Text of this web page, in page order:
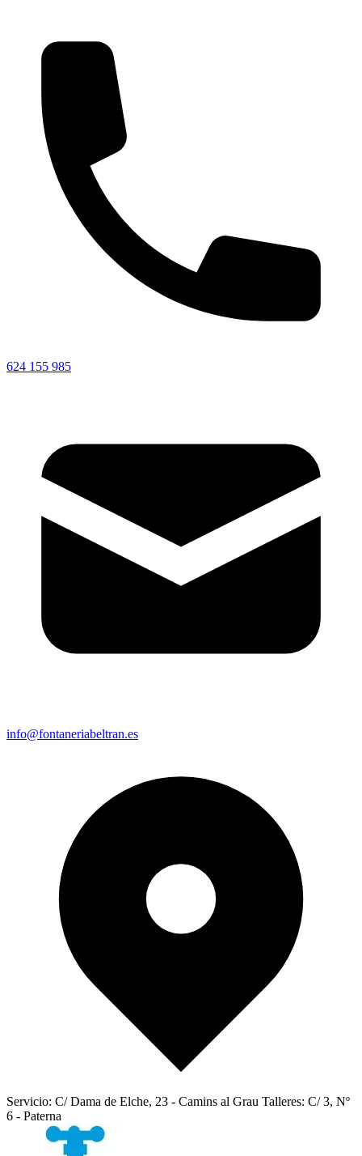
624 155 985
info@fontaneriabeltran.es
Servicio: C/ Dama de Elche, 23 - Camins al Grau Talleres: C/ 3, Nº
6 - Paterna